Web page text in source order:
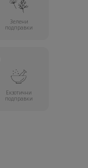
Зелени
подправки
Екзотични
подправки